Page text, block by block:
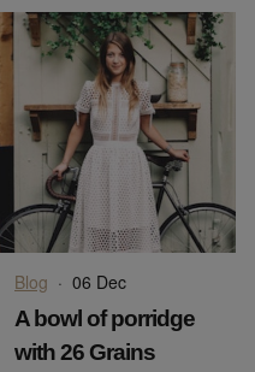
Blog · 06 Dec
A bowl of porridge
with 26 Grains